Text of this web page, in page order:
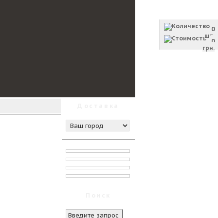
0
шт.
0
грн.